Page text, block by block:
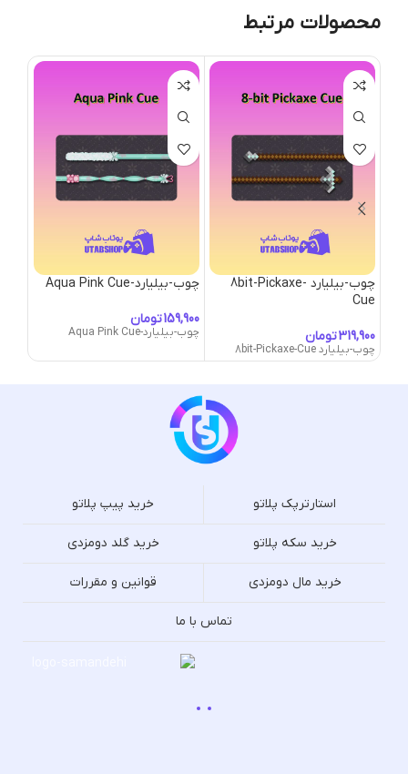
محصولات مرتبط
چوب-بیلیارد 8bit-Pickaxe-
Cue
تومان
چوب-بیلیارد 8bit-Pickaxe-Cue
چوب-بیلیارد-Aqua Pink Cue
تومان
چوب-بیلیارد-Aqua Pink Cue
استارترپک پلاتو خرید پیپ پلاتو
خرید سکه پلاتو خرید گلد دومزدی
خرید مال دومزدی قوانین و مقررات
تماس با ما